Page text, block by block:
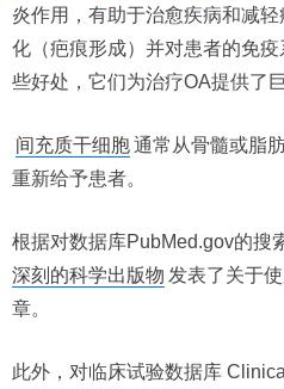
炎作用，有助于治愈疾病和减
化（疤痕形成）并对患者的免
些好处，它们为治疗OA提供了
间充质干细胞通常从骨髓或脂
重新给予患者。
根据对数据库PubMed.gov的搜
深刻的科学出版物 发表了关于
章。
此外，对临床试验数据库